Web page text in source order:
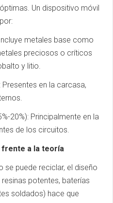
Un dispositivo móvil
metales base como
preciosos o críticos
y litio.
en la carcasa,
20%): Principalmente en la
de los circuitos.
frente a la teoría
se puede reciclar, el diseño
potentes, baterías
soldados) hace que